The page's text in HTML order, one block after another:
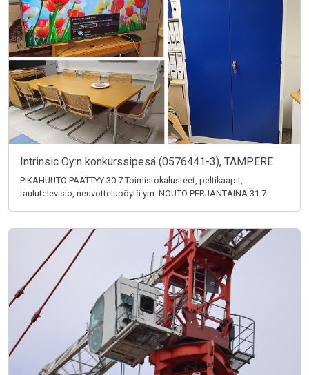
Intrinsic Oy:n konkurssipesä (0576441-3), TAMPERE
PIKAHUUTO PÄÄTTYY 30.7 Toimistokalusteet, peltikaapit,
taulutelevisio, neuvottelupöytä ym. NOUTO PERJANTAINA 31.7